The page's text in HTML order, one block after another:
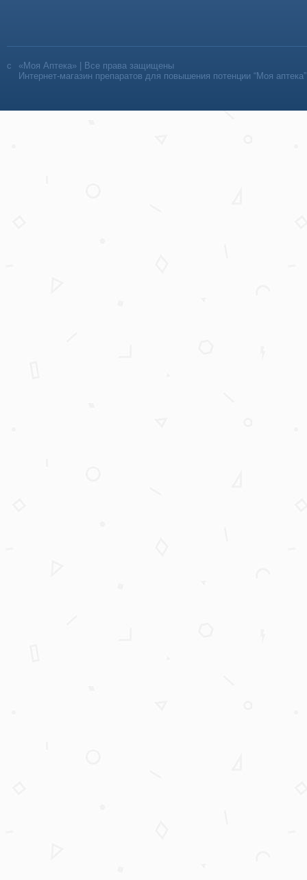
«Моя Аптека» | Все права защищены
Интернет-магазин препаратов для повышения потенции “Моя